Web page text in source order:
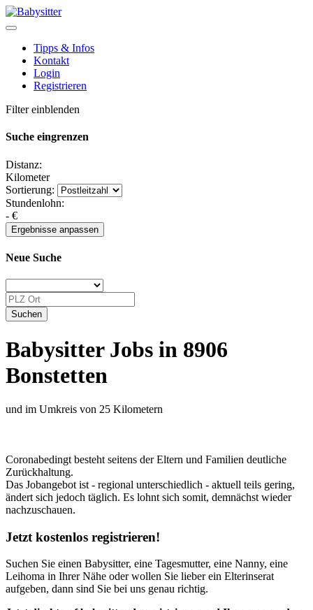
Tipps & Infos
Kontakt
Login
Registrieren
Filter einblenden
Suche eingrenzen
Distanz:
Kilometer
Sortierung:
Stundenlohn:
- €
Neue Suche
Babysitter Jobs in 8906
Bonstetten
und im Umkreis von 25 Kilometern
Coronabedingt besteht seitens der Eltern und Familien deutliche
Zurückhaltung.
Das Jobangebot ist - regional unterschiedlich - aktuell teils gering,
ändert sich jedoch täglich. Es lohnt sich somit, demnächst wieder
nachzuschauen.
Jetzt kostenlos registrieren!
Suchen Sie einen Babysitter, eine Tagesmutter, eine Nanny, eine
Leihoma in Ihrer Nähe oder wollen Sie lieber ein Elterinserat
aufgeben, dann sind Sie bei uns genau richtig.